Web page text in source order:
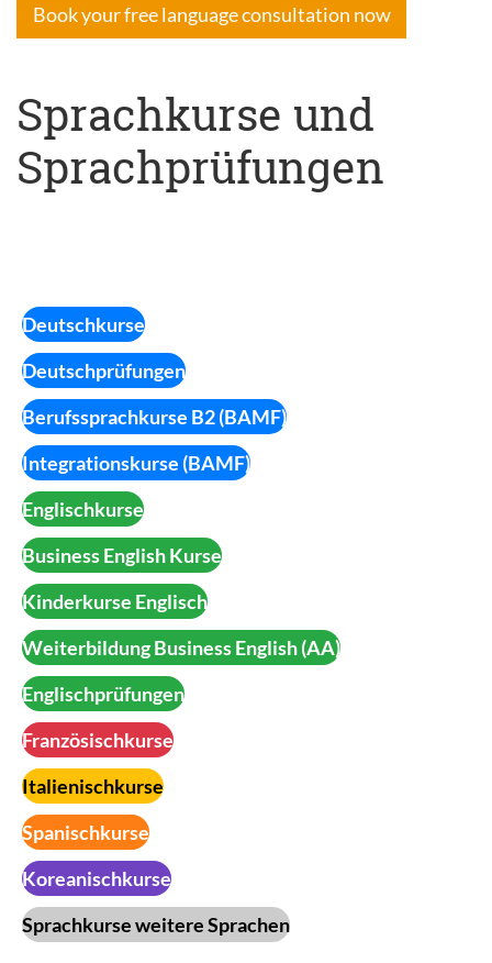
Book your free language consultation now
Sprachkurse und
Sprachprüfungen
Deutschkurse
Deutschprüfungen
Berufssprachkurse B2 (BAMF)
Integrationskurse (BAMF)
Englischkurse
Business English Kurse
Kinderkurse Englisch
Weiterbildung Business English (AA)
Englischprüfungen
Französischkurse
Italienischkurse
Spanischkurse
Koreanischkurse
Sprachkurse weitere Sprachen